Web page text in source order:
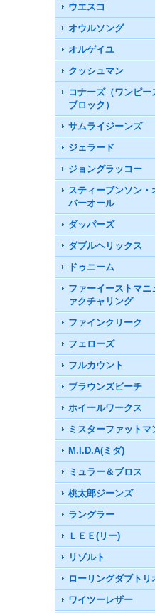
ウエスコ
オウルソング
オルゲイユ
クッシュマン
コナーズ（ワンピー
ブロック）
サムライジーンズ
ジェラード
ジョングラッコー
スティーブンソン・
バーオール
ダッパーズ
ダブルヘリックス
ドゥニーム
ファーイーストマニ
ァクチャリング
ファインクリーク
フェローズ
フルカウント
ブラウンズビーチ
ホイールワークス
ミスターファットマ
M.I.D.A(ミダ)
ミュラー＆ブロス
桃太郎ジーンズ
ラングラー
ＬＥＥ(リー)
リゾルト
ローリングダブトリ
ワイツーレザー